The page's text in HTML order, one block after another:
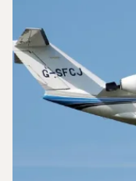
Autonomie (NM)